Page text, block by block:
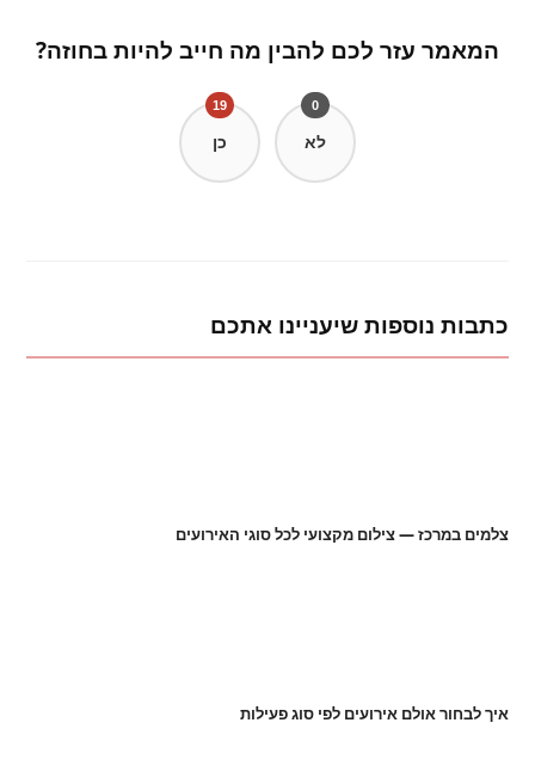
המאמר עזר לכם להבין מה חייב להיות בחוזה?
0
לא
19
כן
כתבות נוספות שיעניינו אתכם
צלמים במרכז — צילום מקצועי לכל סוגי האירועים
איך לבחור אולם אירועים לפי סוג פעילות